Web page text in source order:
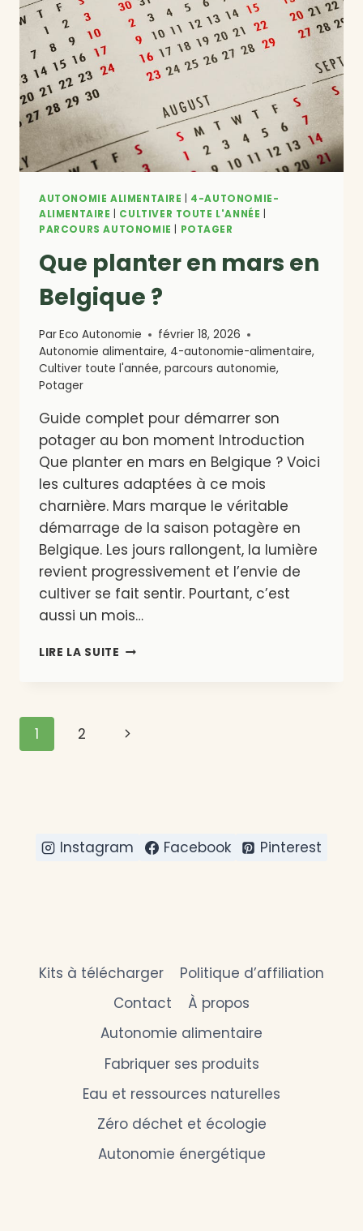
AUTONOMIE ALIMENTAIRE | 4-AUTONOMIE-
ALIMENTAIRE | CULTIVER TOUTE L'ANNÉE |
PARCOURS AUTONOMIE | POTAGER
Que planter en mars en
Belgique ?
ParEco Autonomie
février 18, 2026
Autonomie alimentaire, 4-autonomie-alimentaire,
Cultiver toute l'année, parcours autonomie,
Potager
Guide complet pour démarrer son
potager au bon moment Introduction
Que planter en mars en Belgique ? Voici
les cultures adaptées à ce mois
charnière. Mars marque le véritable
démarrage de la saison potagère en
Belgique. Les jours rallongent, la lumière
revient progressivement et l’envie de
cultiver se fait sentir. Pourtant, c’est
aussi un mois…
LIRE LA SUITE QUE
BELGIQUE
Navigation
1 2
Page
Instagram Facebook Pinterest
Kits à télécharger
Politique d’affiliation
Contact
À propos
Autonomie alimentaire
Fabriquer ses produits
Eau et ressources naturelles
Zéro déchet et écologie
Autonomie énergétique